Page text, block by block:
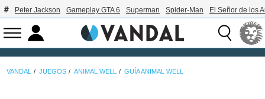
Peter Jackson Gameplay GTA 6 Superman Spider-Man El Señor de los
VANDAL JUEGOS ANIMAL WELL GUÍA ANIMAL WELL